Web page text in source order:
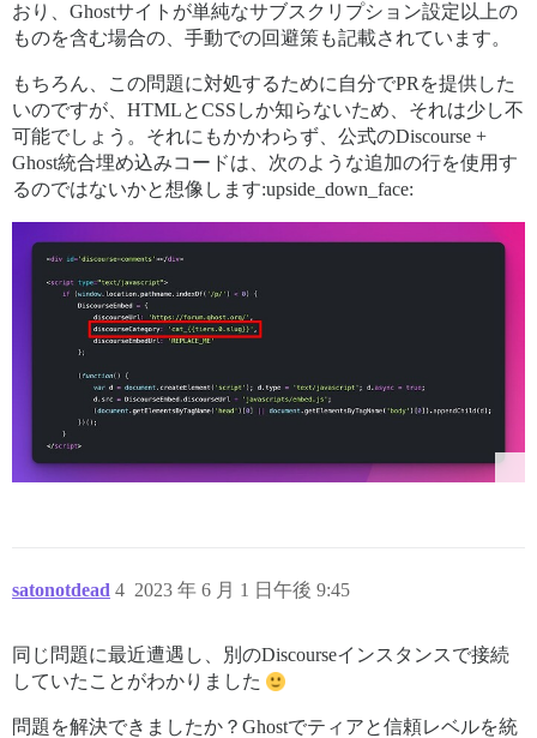
おり、Ghostサイトが単純なサブスクリプション設定以上の
ものを含む場合の、手動での回避策も記載されています。
もちろん、この問題に対処するために自分でPRを提供した
いのですが、HTMLとCSSしか知らないため、それは少し不
可能でしょう。それにもかかわらず、公式のDiscourse +
Ghost統合埋め込みコードは、次のような追加の行を使用す
るのではないかと想像します:upside_down_face:
satonotdead 2023 年 6 月 1 日午後 9:45
4
同じ問題に最近遭遇し、別のDiscourseインスタンスで接続
していたことがわかりました
問題を解決できましたか？Ghostでティアと信頼レベルを統